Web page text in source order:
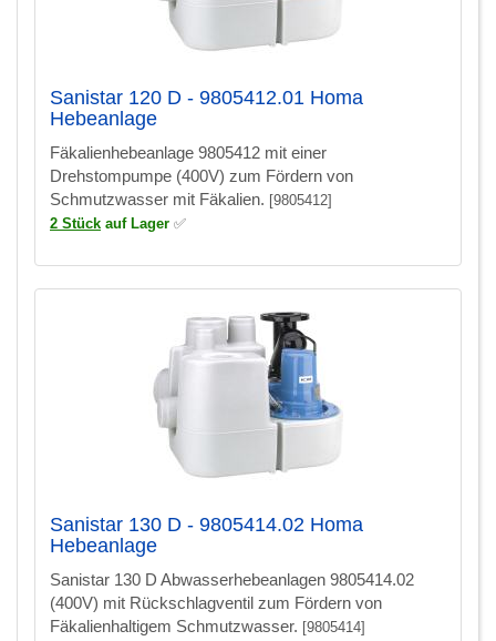
Sanistar 120 D - 9805412.01 Homa
Hebeanlage
Fäkalienhebeanlage 9805412 mit einer
Drehstompumpe (400V) zum Fördern von
Schmutzwasser mit Fäkalien. [9805412]
2 Stück auf Lager ✅
Sanistar 130 D - 9805414.02 Homa
Hebeanlage
Sanistar 130 D Abwasserhebeanlagen 9805414.02
(400V) mit Rückschlagventil zum Fördern von
Fäkalienhaltigem Schmutzwasser. [9805414]